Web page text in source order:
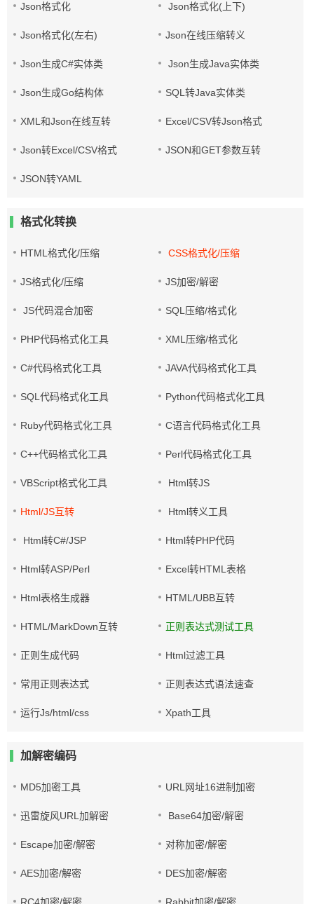
Json格式化 Json格式化(上下)
Json格式化(左右) Json在线压缩转义
Json生成C#实体类 Json生成Java实体类
Json生成Go结构体 SQL转Java实体类
XML和Json在线互转 Excel/CSV转Json格式
Json转Excel/CSV格式 JSON和GET参数互转
JSON转YAML
格式化转换
HTML格式化/压缩 CSS格式化/压缩
JS格式化/压缩 JS加密/解密
JS代码混合加密 SQL压缩/格式化
PHP代码格式化工具 XML压缩/格式化
C#代码格式化工具 JAVA代码格式化工具
SQL代码格式化工具 Python代码格式化工具
Ruby代码格式化工具 C语言代码格式化工具
C++代码格式化工具 Perl代码格式化工具
VBScript格式化工具 Html转JS
Html/JS互转 Html转义工具
Html转C#/JSP Html转PHP代码
Html转ASP/Perl Excel转HTML表格
Html表格生成器 HTML/UBB互转
HTML/MarkDown互转 正则表达式测试工具
正则生成代码 Html过滤工具
常用正则表达式 正则表达式语法速查
运行Js/html/css Xpath工具
加解密编码
MD5加密工具 URL网址16进制加密
迅雷旋风URL加解密 Base64加密/解密
Escape加密/解密 对称加密/解密
AES加密/解密 DES加密/解密